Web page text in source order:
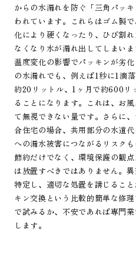
からの水漏れを防ぐ「三角パッ
われています。これらはゴム製
化により硬くなったり、ひび割
なくなり水が漏れ出してしまい
温度変化の影響でパッキンが劣
の水漏れでも、例えば1秒に1滴
約20リットル、1ヶ月で約600リ
ることになります。これは、お
て無視できない量です。さらに
合住宅の場合、共用部分の水道
への漏水被害につながるリスク
節約だけでなく、環境保護の観
は放置すべきではありません。
特定し、適切な処置を講じるこ
キン交換という比較的簡単な修
で試みるか、不安であれば専門
します。